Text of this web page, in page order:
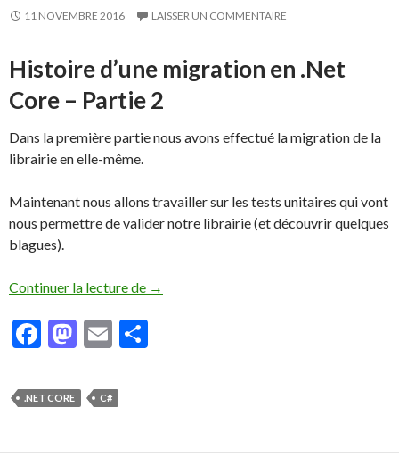
11 NOVEMBRE 2016 LAISSER UN COMMENTAIRE
Histoire d’une migration en .Net
Core – Partie 2
Dans la première partie nous avons effectué la migration de la
librairie en elle-même.
Maintenant nous allons travailler sur les tests unitaires qui vont
nous permettre de valider notre librairie (et découvrir quelques
blagues).
Continuer la lecture de Histoire d’une migration en .NET Core –
→
F
e
b
o
M
to
d
o
E
ai
l
er
.NET CORE C#